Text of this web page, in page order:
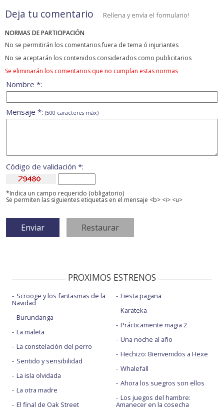
Deja tu comentario Rellena y envía el formulario!
NORMAS DE PARTICIPACIÓN
No se permitirán los comentarios fuera de tema ó injuriantes
No se aceptarán los contenidos considerados como publicitarios
Se eliminarán los comentarios que no cumplan estas normas
Nombre *:
Mensaje *: (500 caracteres máx)
Código de validación *:
*Indica un campo requerido (obligatorio)
Se permiten las siguientes etiquetas en el mensaje <b> <i> <u>
PROXIMOS ESTRENOS
Scrooge y los fantasmas de la
Navidad
Burundanga
La maleta
La constelación del perro
Sentido y sensibilidad
La isla olvidada
La otra madre
El final de Oak Street
Fiesta pagäna
Karateka
Prácticamente magia 2
Una noche al año
Hechizo: Bienvenidos a Hexe
Whalefall
Ahora los suegros son ellos
Los juegos del hambre:
Amanecer en la cosecha